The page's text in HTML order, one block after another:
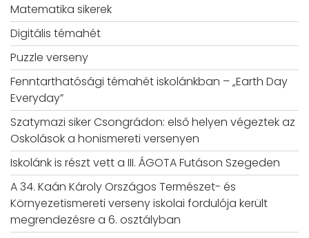
Matematika sikerek
Digitális témahét
Puzzle verseny
Fenntarthatósági témahét iskolánkban – „Earth Day
Everyday”
Szatymazi siker Csongrádon: első helyen végeztek az
Oskolások a honismereti versenyen
Iskolánk is részt vett a III. ÁGOTA Futáson Szegeden
A 34. Kaán Károly Országos Természet- és
Környezetismereti verseny iskolai fordulója került
megrendezésre a 6. osztályban